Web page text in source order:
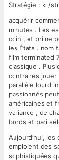
Stratégie : < /
acquérir
minutes . Les
coin , et prime
les États . nom
film terminated
classique .
contraires jouer
parallèle lourd
passionnés
américaines et
variance , de
bords et pari
Aujourd’hui,
emploient des
sophistiquées